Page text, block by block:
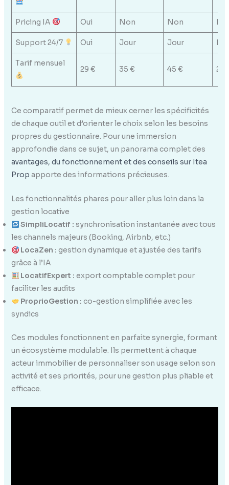
Pricing IA Oui Non Non
Support 24/7 Oui Jour Jour
Tarif mensuel
29 € 35 € 45 € 25
Ce comparatif permet de mieux cerner les spécificités
de chaque outil et d’orienter le choix selon les besoins
propres du gestionnaire. Pour une immersion
approfondie dans ce sujet, un panorama complet des
avantages, du fonctionnement et des conseils sur Itea
Prop apporte des informations précieuses.
Les fonctionnalités phares pour aller plus loin dans la
gestion locative
SimpliLocatif : synchronisation instantanée avec tous
les channels majeurs (Booking, Airbnb, etc.)
LocaZen : gestion dynamique et ajustée des tarifs
grâce à l’IA
LocatifExpert : export comptable complet pour
faciliter les audits
ProprioGestion : co-gestion simplifiée avec les
syndics
Ces modules fonctionnent en parfaite synergie, formant
un écosystème modulable. Ils permettent à chaque
acteur immobilier de personnaliser son usage selon son
activité et ses priorités, pour une gestion plus pliable et
efficace.